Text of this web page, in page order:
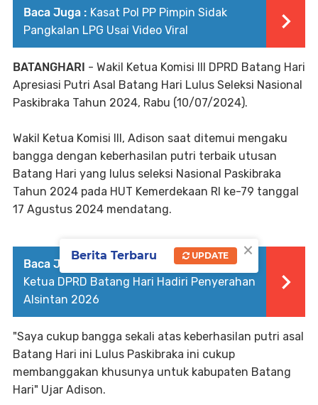
Baca Juga : Kasat Pol PP Pimpin Sidak
Pangkalan LPG Usai Video Viral
BATANGHARI - Wakil Ketua Komisi III DPRD Batang Hari
Apresiasi Putri Asal Batang Hari Lulus Seleksi Nasional
Paskibraka Tahun 2024, Rabu (10/07/2024).
Wakil Ketua Komisi III, Adison saat ditemui mengaku
bangga dengan keberhasilan putri terbaik utusan
Batang Hari yang lulus seleksi Nasional Paskibraka
Tahun 2024 pada HUT Kemerdekaan RI ke-79 tanggal
17 Agustus 2024 mendatang.
Baca Juga :
Dorong Ketahanan Pangan,
Ketua DPRD Batang Hari Hadiri Penyerahan
Alsintan 2026
"Saya cukup bangga sekali atas keberhasilan putri asal
Batang Hari ini Lulus Paskibraka ini cukup
membanggakan khusunya untuk kabupaten Batang
Hari" Ujar Adison.
×
Berita Terbaru UPDATE